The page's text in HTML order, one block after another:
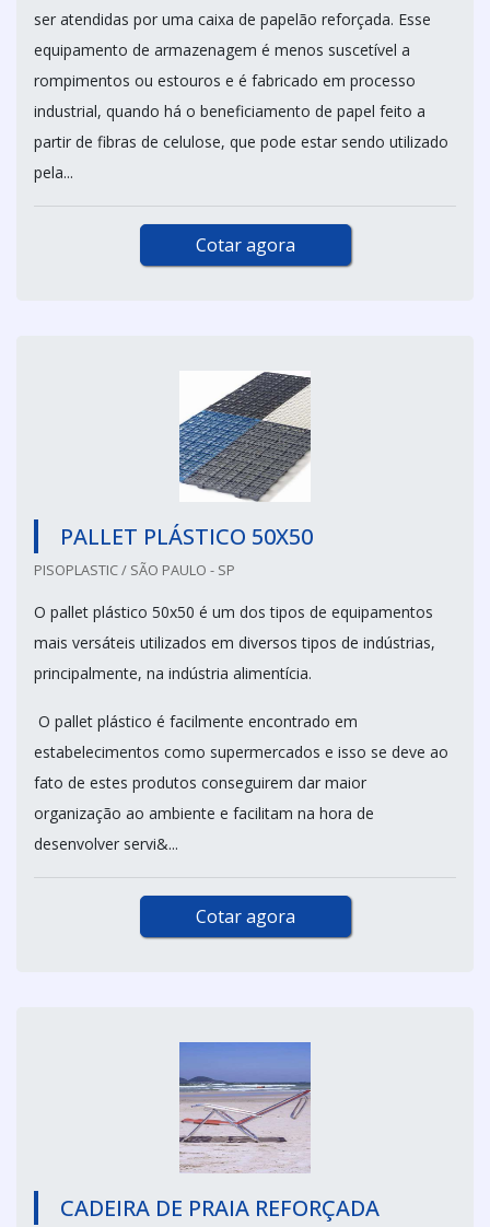
ser atendidas por uma caixa de papelão reforçada. Esse
equipamento de armazenagem é menos suscetível a
rompimentos ou estouros e é fabricado em processo
industrial, quando há o beneficiamento de papel feito a
partir de fibras de celulose, que pode estar sendo utilizado
pela...
Cotar agora
PALLET PLÁSTICO 50X50
PISOPLASTIC / SÃO PAULO - SP
O pallet plástico 50x50 é um dos tipos de equipamentos
mais versáteis utilizados em diversos tipos de indústrias,
principalmente, na indústria alimentícia.
O pallet plástico é facilmente encontrado em
estabelecimentos como supermercados e isso se deve ao
fato de estes produtos conseguirem dar maior
organização ao ambiente e facilitam na hora de
desenvolver servi&...
Cotar agora
CADEIRA DE PRAIA REFORÇADA